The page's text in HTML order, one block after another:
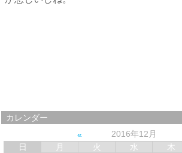
カレンダー
2016年12月
日
月 火 水 木